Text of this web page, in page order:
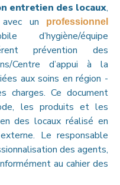
entretien des locaux,
un
professionnel
d’hygiène/équipe
prévention des
Centre d’appui à la
aux soins en région -
charges. Ce document
les produits et les
des locaux réalisé en
Le responsable
des agents,
au cahier des